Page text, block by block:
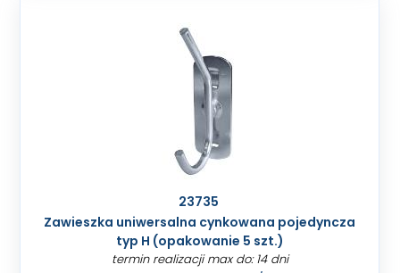
23735
Zawieszka uniwersalna cynkowana pojedyncza
typ H (opakowanie 5 szt.)
termin realizacji max do: 14 dni